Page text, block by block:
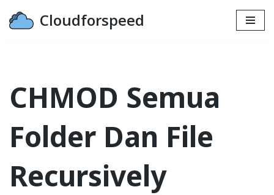
Lompat
Cloudforspeed
CHMOD Semua
Folder Dan File
Recursively